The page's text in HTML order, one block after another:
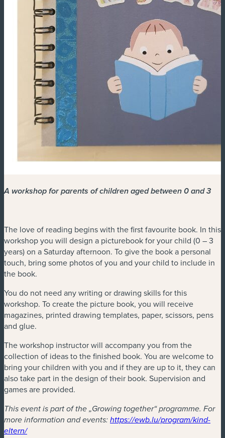
A workshop for parents of children aged between 0 and 3
The love of reading begins with the first favourite book. In this
workshop you will design a picturebook for your child (0 – 3
years) on a Saturday afternoon. To give the book a personal
touch, bring some photos of you and your child to include in
the book.
You do not need any writing or drawing skills for this
workshop. To create the picture book, you will receive
magazines, printed drawing templates, paper, scissors, pens
and glue.
The workshop instructor will accompany you from the
collection of ideas to the finished book. You are welcome to
bring your children with you and if they are up to it, they can
also take part in the design of their book. Supervision and
games are provided.
This event is part of the „Growing together“ programme. For
more information and events: https://ewb.lu/program/kind-
eltern/(neues Fenster)